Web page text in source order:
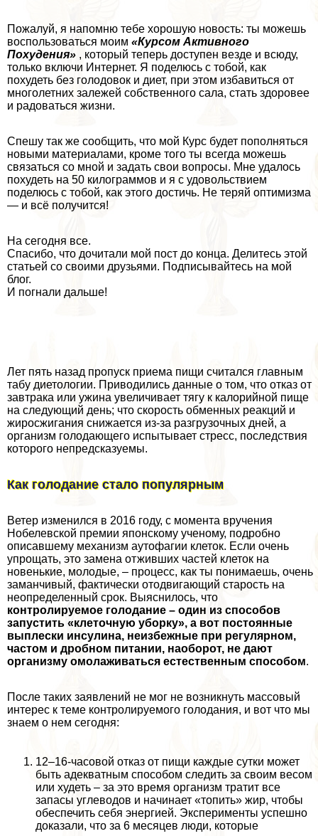
Пожалуй, я напомню тебе хорошую новость: ты можешь
воспользоваться моим «Курсом Активного
Похудения» , который теперь доступен везде и всюду,
только включи Интернет. Я поделюсь с тобой, как
похудеть без голодовок и диет, при этом избавиться от
многолетних залежей собственного сала, стать здоровее
и радоваться жизни.
Спешу так же сообщить, что мой Курс будет пополняться
новыми материалами, кроме того ты всегда можешь
связаться со мной и задать свои вопросы. Мне удалось
похудеть на 50 килограммов и я с удовольствием
поделюсь с тобой, как этого достичь. Не теряй оптимизма
— и всё получится!
На сегодня все.
Спасибо, что дочитали мой пост до конца. Делитесь этой
статьей со своими друзьями. Подписывайтесь на мой
блог.
И погнали дальше!
Лет пять назад пропуск приема пищи считался главным
табу диетологии. Приводились данные о том, что отказ от
завтpaка или ужина увеличивает тягу к калорийной пище
на следующий день; что скорость обменных реакций и
жиросжигания снижается из-за разгрузочных дней, а
организм голодающего испытывает стресс, последствия
которого непредсказуемы.
Как голодание стало популярным
Ветер изменился в 2016 году, с момента вручения
Нобелевской премии японскому ученому, подробно
описавшему механизм аутофагии клеток. Если очень
упрощать, это замена отживших частей клеток на
новенькие, молодые, – процесс, как ты понимаешь, очень
заманчивый, фактически отодвигающий старость на
неопределенный срок. Выяснилось, что
контролируемое голодание – один из способов
запустить «клеточную уборку», а вот постоянные
выплески инсулина, неизбежные при регулярном,
частом и дробном питании, наоборот, не дают
организму омолаживаться естественным способом.
После таких заявлений не мог не возникнуть массовый
интерес к теме контролируемого голодания, и вот что мы
знаем о нем сегодня:
12–16-часовой отказ от пищи каждые сутки может
быть адекватным способом следить за своим весом
или худеть – за это время организм тратит все
запасы углеводов и начинает «топить» жир, чтобы
обеспечить себя энергией. Эксперименты успешно
доказали, что за 6 месяцев люди, которые